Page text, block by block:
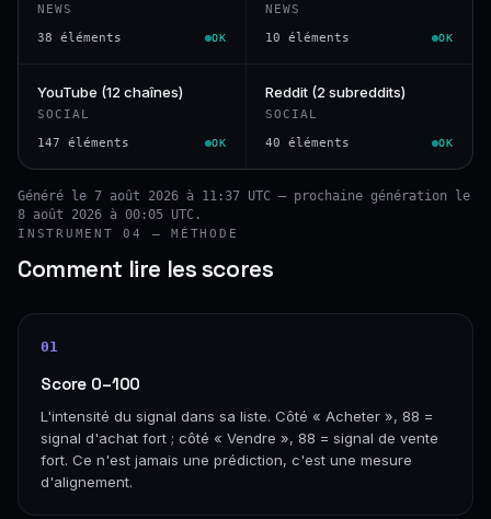
NEWS
38 éléments OK
NEWS
10 éléments OK
YouTube (12 chaînes)
SOCIAL
147 éléments OK
Reddit (2 subreddits)
SOCIAL
40 éléments OK
Généré le 7 août 2026 à 11:37 UTC — prochaine génération le
8 août 2026 à 00:05 UTC.
INSTRUMENT 04 — MÉTHODE
Comment lire les scores
01
Score 0–100
L'intensité du signal dans sa liste. Côté « Acheter », 88 =
signal d'achat fort ; côté « Vendre », 88 = signal de vente
fort. Ce n'est jamais une prédiction, c'est une mesure
d'alignement.